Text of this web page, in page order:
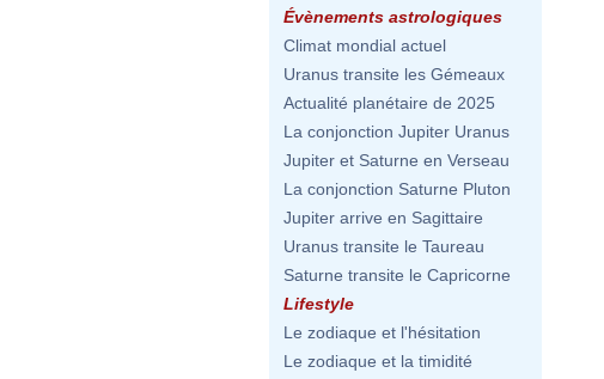
Évènements astrologiques
Climat mondial actuel
Uranus transite les Gémeaux
Actualité planétaire de 2025
La conjonction Jupiter Uranus
Jupiter et Saturne en Verseau
La conjonction Saturne Pluton
Jupiter arrive en Sagittaire
Uranus transite le Taureau
Saturne transite le Capricorne
Lifestyle
Le zodiaque et l'hésitation
Le zodiaque et la timidité